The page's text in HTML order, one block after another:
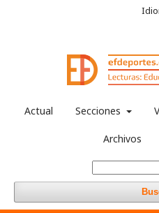
Actual Secciones
Archivos